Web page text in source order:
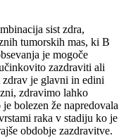
sist zdra,
tumorskih mas, ki B
je mogoče
zazdraviti ali
je glavni in edini
zdravimo lahko
bolezen že napredovala
raka v stadiju ko je
obdobje zazdravitve.